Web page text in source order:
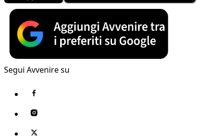
Segui Avvenire su